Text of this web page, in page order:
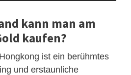
kann man am
kaufen?
ist ein berühmtes
und erstaunliche